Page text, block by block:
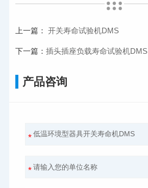
上一篇：开关寿命试验机DMS
下一篇：插头插座负载寿命试验机DMS
产品咨询